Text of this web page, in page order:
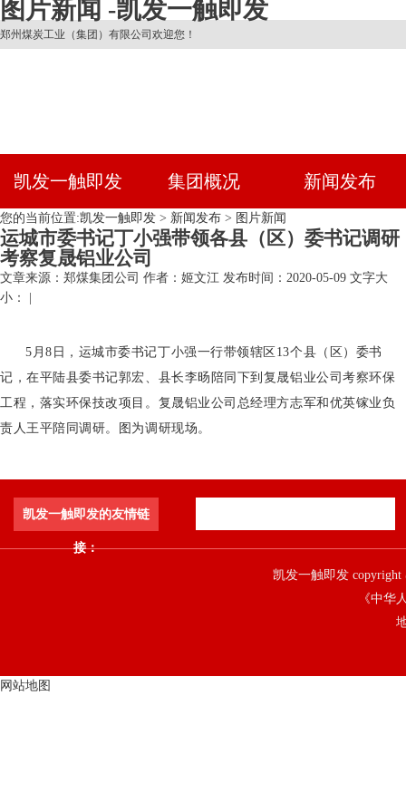
图片新闻 -凯发一触即发
郑州煤炭工业（集团）有限公司欢迎您！
凯发一触即发 集团概况 新闻发布
您的当前位置:凯发一触即发 > 新闻发布 > 图片新闻
运城市委书记丁小强带领各县（区）委书记调研
考察复晟铝业公司
文章来源：郑煤集团公司 作者：姬文江 发布时间：2020-05-09 文字大
小： |
5月8日，运城市委书记丁小强一行带领辖区13个县（区）委书
记，在平陆县委书记郭宏、县长李旸陪同下到复晟铝业公司考察环保
工程，落实环保技改项目。复晟铝业公司总经理方志军和优英镓业负
责人王平陪同调研。图为调研现场。
凯发一触即发的友情链
接：
凯发一触即发
《中华
网站地图